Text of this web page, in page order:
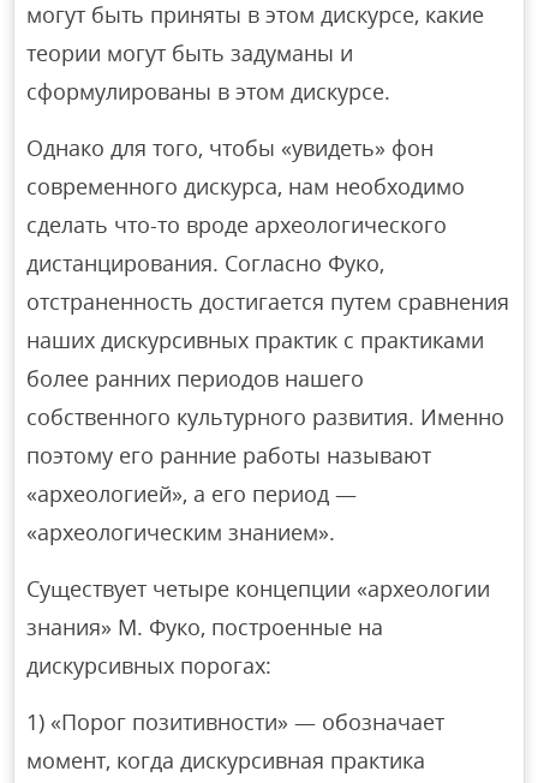
могут быть приняты в этом дискурсе, какие
теории могут быть задуманы и
сформулированы в этом дискурсе.
Однако для того, чтобы «увидеть» фон
современного дискурса, нам необходимо
сделать что-то вроде археологического
дистанцирования. Согласно Фуко,
отстраненность достигается путем сравнения
наших дискурсивных практик с практиками
более ранних периодов нашего
собственного культурного развития. Именно
поэтому его ранние работы называют
«археологией», а его период —
«археологическим знанием».
Существует четыре концепции «археологии
знания» М. Фуко, построенные на
дискурсивных порогах:
1) «Порог позитивности» — обозначает
момент, когда дискурсивная практика